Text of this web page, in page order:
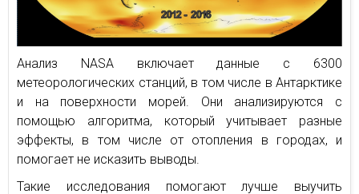
Анализ NASA включает данные с 6300
метеорологических станций, в том числе в Антарктике
и на поверхности морей. Они анализируются с
помощью алгоритма, который учитывает разные
эффекты, в том числе от отопления в городах, и
помогает не исказить выводы.
Такие исследования помогают лучше выучить